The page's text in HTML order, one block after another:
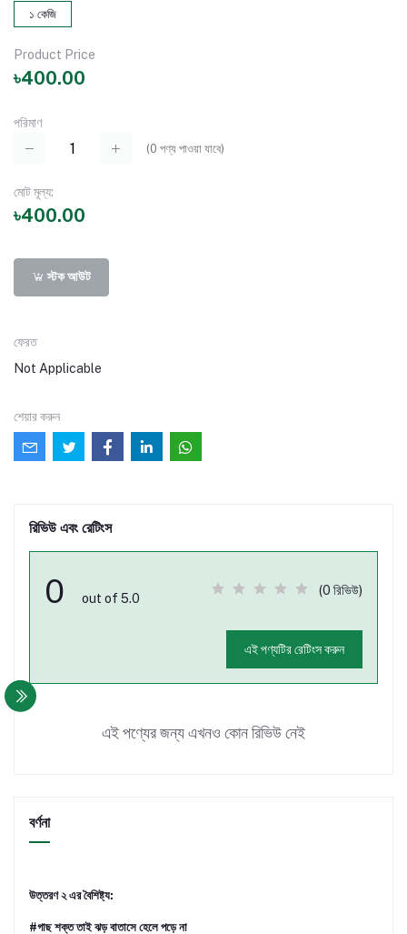
১ কেজি
Product Price
৳400.00
পরিমাণ
(0 পণ্য পাওয়া যাবে)
মোট মূল্য:
৳400.00
স্টক আউট
ফেরত
Not Applicable
শেয়ার করুন
রিভিউ এবং রেটিংস
0 out of 5.0
(0 রিভিউ)
এই পণ্যটির রেটিংস করুন
এই পণ্যের জন্য এখনও কোন রিভিউ নেই
বর্ণনা
উত্তরণ ২ এর বৈশিষ্ট্য:
#গাছ শক্ত তাই ঝড় বাতাসে হেলে পড়ে না